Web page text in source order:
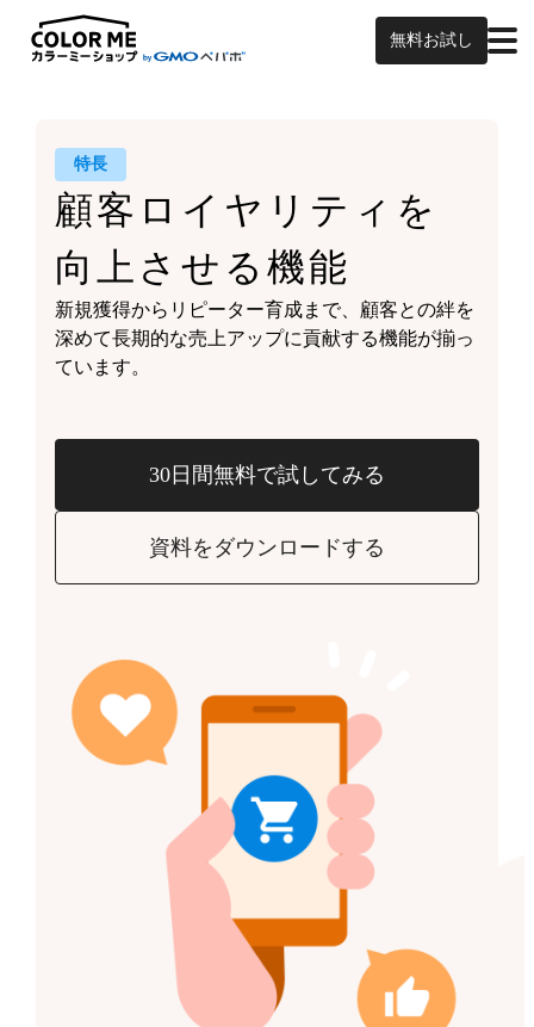
無料お試し
特長
顧客ロイヤリティを
向上させる機能
新規獲得からリピーター育成まで、 顧客との絆を
深めて長期的な売上アップに貢献する機能が揃っ
ています。
30日間無料で試してみる
資料をダウンロードする